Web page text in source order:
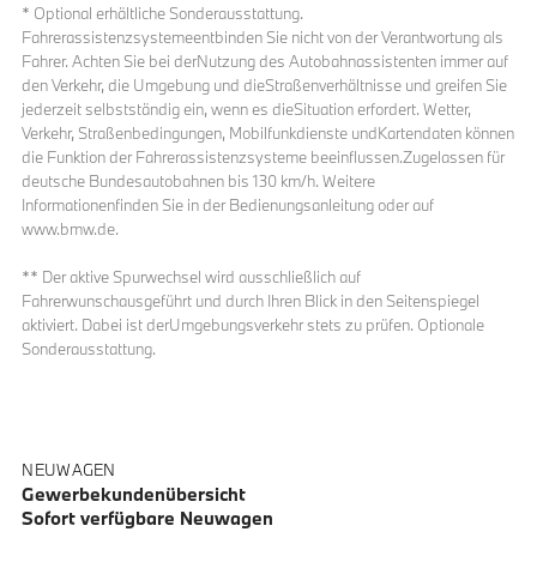
* Optional erhältliche Sonderausstattung.
Fahrerassistenzsystemeentbinden Sie nicht von der Verantwortung als
Fahrer. Achten Sie bei derNutzung des Autobahnassistenten immer auf
den Verkehr, die Umgebung und dieStraßenverhältnisse und greifen Sie
jederzeit selbstständig ein, wenn es dieSituation erfordert. Wetter,
Verkehr, Straßenbedingungen, Mobilfunkdienste undKartendaten können
die Funktion der Fahrerassistenzsysteme beeinflussen.Zugelassen für
deutsche Bundesautobahnen bis 130 km/h. Weitere
Informationenfinden Sie in der Bedienungsanleitung oder auf
www.bmw.de.
** Der aktive Spurwechsel wird ausschließlich auf
Fahrerwunschausgeführt und durch Ihren Blick in den Seitenspiegel
aktiviert. Dabei ist derUmgebungsverkehr stets zu prüfen. Optionale
Sonderausstattung.
NEUWAGEN
Gewerbekundenübersicht
Sofort verfügbare Neuwagen